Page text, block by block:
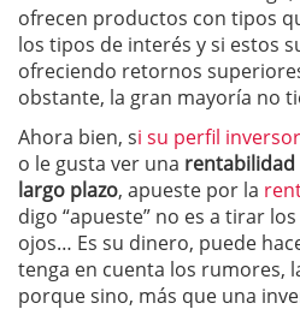
ofrecen productos con tipos
los tipos de interés y si estos
ofreciendo retornos
obstante, la gran mayoría no
Ahora bien, si su perfil inversor
o le gusta ver una rentabilidad
largo plazo, apueste por la
digo “apueste” no es a tirar
ojos… Es su dinero, puede
tenga en cuenta los rumores,
porque sino, más que una